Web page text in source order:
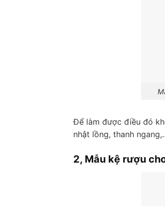
Để làm được điều đó
nhật lồng, thanh
2, Mẫu kệ rượu